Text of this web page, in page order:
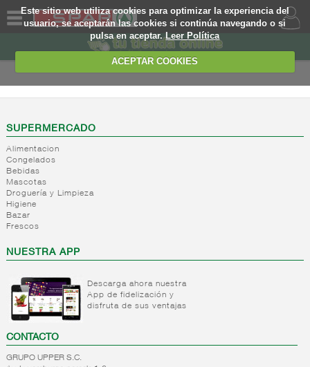
Este sitio web utiliza cookies para optimizar la experiencia del
usuario, se aceptarán las cookies si continúa navegando o si
pulsa en aceptar.Leer Política
ACEPTAR COOKIES
SOMOS
WEB
EJEMPLO
SUPERMERCADO
Alimentacion
Congelados
Bebidas
Mascotas
Droguería y Limpieza
Higiene
Bazar
Frescos
NUESTRA APP
Descarga ahora nuestra
App de fidelización y
disfruta de sus ventajas
CONTACTO
GRUPO UPPER S.C.